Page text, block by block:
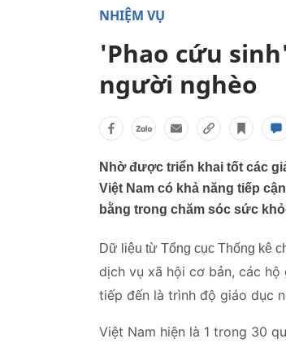
NHIỆM VỤ
'Phao cứu
người nghèo
Nhờ được triển khai tốt các
Việt Nam có khả năng tiếp
bằng trong chăm sóc sức
Dữ liệu từ Tổng cục Thống kê
dịch vụ xã hội cơ bản, các hộ
tiếp đến là trình độ giáo dục
Việt Nam hiện là 1 trong 30